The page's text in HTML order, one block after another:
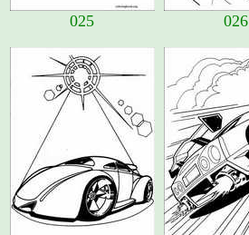
025 026